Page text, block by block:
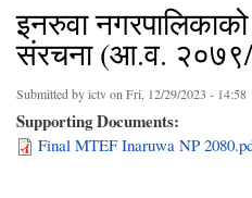
इनरुवा
संरचना (आ.व.
Submitted byictvon Fri, 12/29/2023 - 14:58
Supporting Documents:
Final MTEF Inaruwa NP